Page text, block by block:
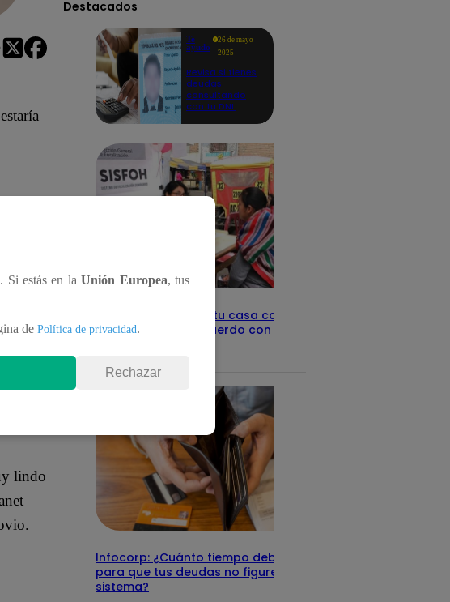
lindo
Destacados
Te
ayudo
26 de mayo
2025
Revisa si tienes
deudas
consultando
con tu DNI:
detalles
Revisa con tu DNI si tu casa califica
como pobre, de acuerdo con el Sisfoh
Infocorp: ¿Cuánto tiempo debe pasar
para que tus deudas no figuren en su
sistema?
Si estás en laUnión Europea, tus
de Política de privacidad.
Rechazar